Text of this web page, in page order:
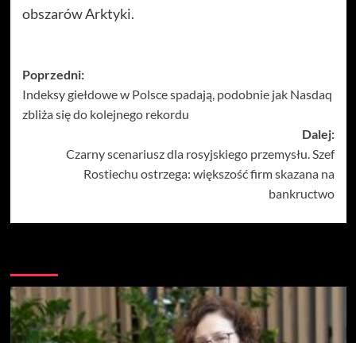
obszarów Arktyki.
Zobacz
wpisy
Poprzedni:
Indeksy giełdowe w Polsce spadają, podobnie jak Nasdaq
zbliża się do kolejnego rekordu
Dalej:
Czarny scenariusz dla rosyjskiego przemysłu. Szef
Rostiechu ostrzega: większość firm skazana na
bankructwo